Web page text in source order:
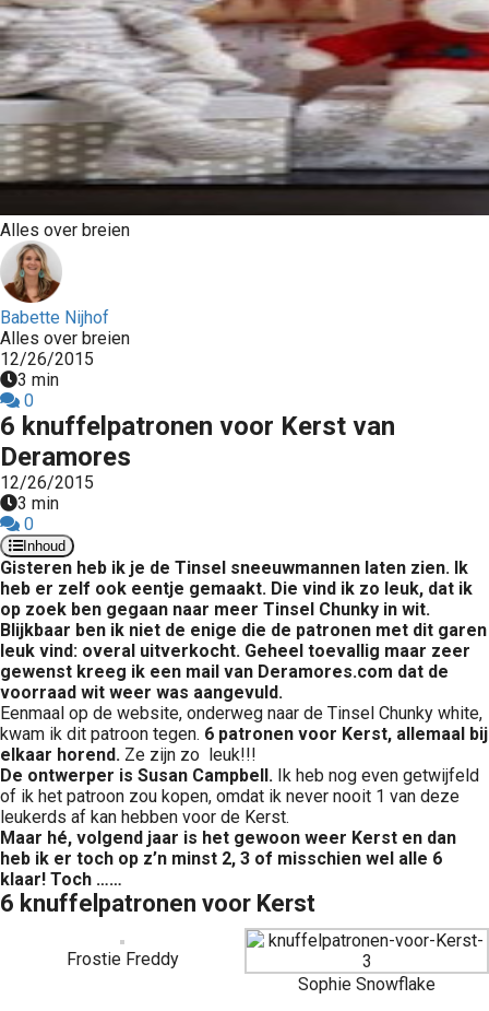
Alles over breien
Babette Nijhof
Alles over breien
12/26/2015
3 min
0
6 knuffelpatronen voor Kerst van
Deramores
12/26/2015
3 min
0
Inhoud
Gisteren heb ik je de Tinsel sneeuwmannen laten zien. Ik
heb er zelf ook eentje gemaakt. Die vind ik zo leuk, dat ik
op zoek ben gegaan naar meer Tinsel Chunky in wit.
Blijkbaar ben ik niet de enige die de patronen met dit garen
leuk vind: overal uitverkocht. Geheel toevallig maar zeer
gewenst kreeg ik een mail van Deramores.com dat de
voorraad wit weer was aangevuld.
Eenmaal op de website, onderweg naar de Tinsel Chunky white,
kwam ik dit patroon tegen. 6 patronen voor Kerst, allemaal bij
elkaar horend. Ze zijn zo leuk!!!
De ontwerper is Susan Campbell. Ik heb nog even getwijfeld
of ik het patroon zou kopen, omdat ik never nooit 1 van deze
leukerds af kan hebben voor de Kerst.
Maar hé, volgend jaar is het gewoon weer Kerst en dan
heb ik er toch op z’n minst 2, 3 of misschien wel alle 6
klaar! Toch ……
6 knuffelpatronen voor Kerst
Frostie Freddy
Sophie Snowflake